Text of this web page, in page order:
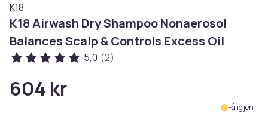
K18
K18 Airwash Dry Shampoo Nonaerosol
Balances Scalp & Controls Excess Oil
5,0 (2)
604 kr
Få igjen